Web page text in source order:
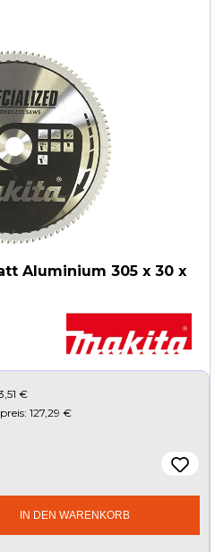
Aluminium 305 x 30 x
€
127,29 €
den
IN DEN WARENKORB